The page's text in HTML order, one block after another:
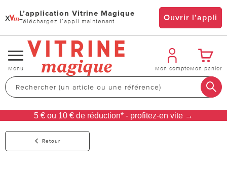
x L’application Vitrine Magique
Téléchargez l’appli maintenant Ouvrir l’appli
Changer
de
navigation
Menu Mon compteMon panier
5 € ou 10 € de réduction* - profitez-en vite →
Retour